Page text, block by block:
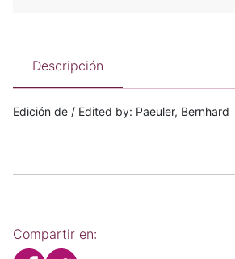
Descripción
Edición de / Edited by: Paeuler, Bernhard
Compartir en: